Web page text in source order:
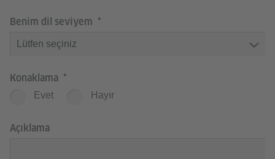
Benim dil seviyem
Konaklama
Evet Hayır
Açıklama